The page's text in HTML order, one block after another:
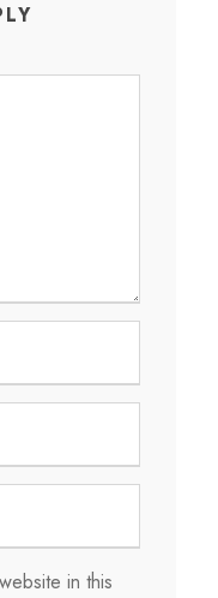
in this